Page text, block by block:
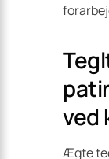
ved
Ægte